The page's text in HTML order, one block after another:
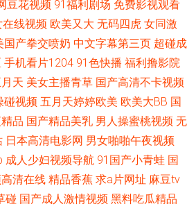
验视频 国产专区系列 91av免费视频 大香蕉
影院 爱艹伊人久久色 日韩三级福利网 国产精
WWW久久精品 日日综合色网 91秒拍网 黑
网 91传禖 超碰艹艹 探花AB 95av 免费黄污视
久久come 久9九9深色探花 色五月网站新入
线成人AV 三级片黄色免费看 91视频com 久久
豆花视频 91福利剧场 免费影视观看
线视频 欧美又大 无码四虎 女同激
国产拳交喷奶 中文字幕第三页 超碰成
手机看片1204 91色快播 福利撸影院
天 美女主播青草 国产高清不卡视频
碰视频 五月天婷婷欧美 欧美大BB 国
品 国产精品美乳 男人操蜜桃视频 无
日本高清电影网 男女啪啪午夜视频
成人少妇视频导航 91国产小青蛙 国
清在线 精品香蕉 求a片网址 麻豆tv
碰 国产成人激情视频 黑料吃瓜精品